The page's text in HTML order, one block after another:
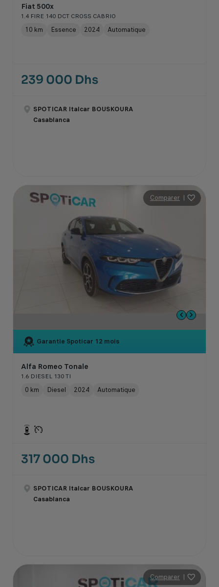
Fiat 500x
1.4 FIRE 140 DCT CROSS CABRIO
10 km Essence 2024 Automatique
239 000 Dhs
SPOTICAR Italcar BOUSKOURA
Casablanca
Comparer |
Garantie Spoticar 12 mois
Alfa Romeo Tonale
1.6 DIESEL 130 TI
0 km Diesel 2024 Automatique
317 000 Dhs
SPOTICAR Italcar BOUSKOURA
Casablanca
Comparer |